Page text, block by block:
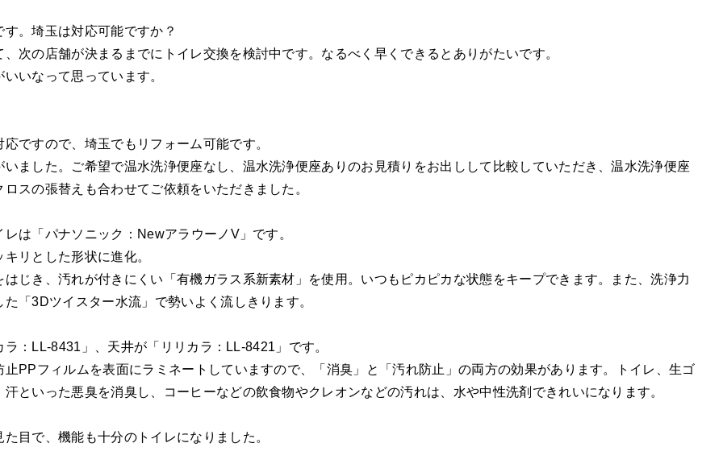
。埼玉は対応可能ですか？
次の店舗が決まるまでにトイレ交換を検討中です。なるべく早くできるとありがたいです。
いなって思っています。
ですので、埼玉でもリフォーム可能です。
いました。ご希望で温水洗浄便座なし、温水洗浄便座ありのお見積りをお出しして比較していただき、温水洗浄便座
スの張替えも合わせてご依頼をいただきました。
は「パナソニック：NewアラウーノV」です。
リとした形状に進化。
じき、汚れが付きにくい「有機ガラス系新素材」を使用。いつもピカピカな状態をキープできます。また、洗浄力
「3Dツイスター水流」で勢いよく流しきります。
：LL-8431」、天井が「リリカラ：LL-8421」です。
止PPフィルムを表面にラミネートしていますので、「消臭」と「汚れ防止」の両方の効果があります。トイレ、生ゴ
といった悪臭を消臭し、コーヒーなどの飲食物やクレオンなどの汚れは、水や中性洗剤できれいになります。
目で、機能も十分のトイレになりました。